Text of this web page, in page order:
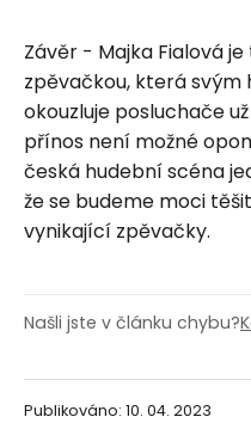
Závěr - Majka Fialová
zpěvačkou, která
okouzluje posluchače
přínos není možné
česká hudební scéna
že se budeme moci
vynikající zpěvačky.
Našli jste v článku chybu?
Publikováno: 10. 04. 2023